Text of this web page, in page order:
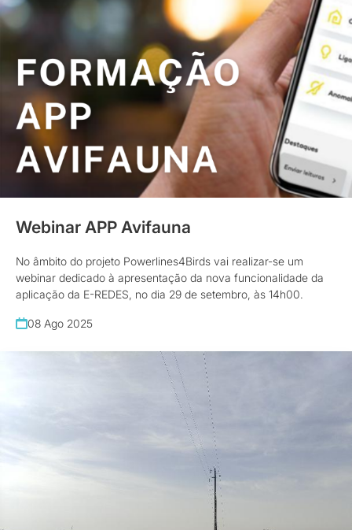
Webinar APP Avifauna
No âmbito do projeto Powerlines4Birds vai realizar-se um
webinar dedicado à apresentação da nova funcionalidade da
aplicação da E-REDES, no dia 29 de setembro, às 14h00.
08 Ago 2025